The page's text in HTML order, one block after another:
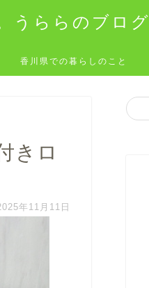
うららのブログ
香川県での暮らしのこと
きロ
年11月11日